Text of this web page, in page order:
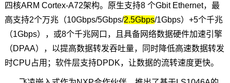
四核ARM Cortex-A72架构。原生支持8 个Gbit Ethernet，最
高支持2个万兆（10Gbps/5Gbps/2.5Gbps/1Gbps）+5个千兆
（1Gbps），或8个千兆网 口，且具备网络数据硬件加速引擎
（DPAA），以提高数据转发吞吐量，同时降低高速数据转发
时CPU占用；软件层支持DPDK，让数据的流转速度更快。